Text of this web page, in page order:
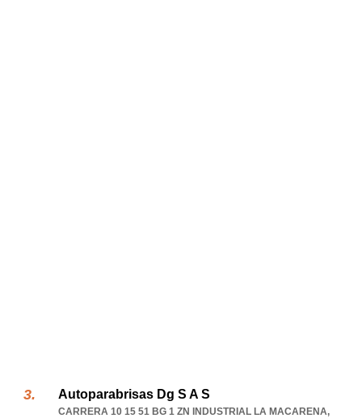
Autoparabrisas Dg S A S
CARRERA 10 15 51 BG 1 ZN INDUSTRIAL LA MACARENA,